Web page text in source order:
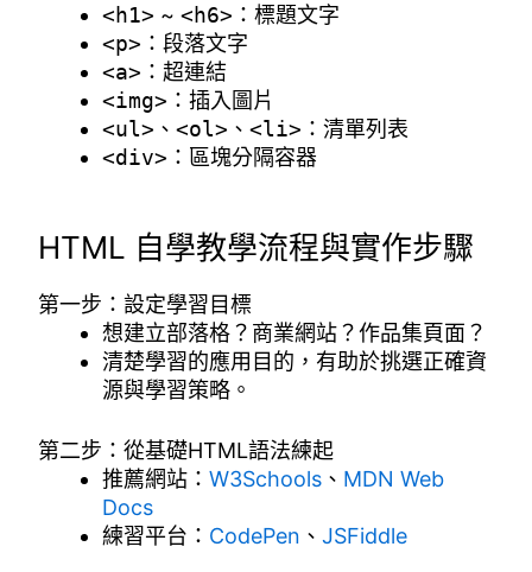
<h1> ~<h6> ：標題文字
<p> ：段落文字
<a> ：超連結
<img> ：插入圖片
<ul> 、<ol> 、<li> ：清單列表
<div> ：區塊分隔容器
HTML 自學教學流程與實作步驟
第一步：設定學習目標
想建立部落格？商業網站？作品集頁面？
清楚學習的應用目的，有助於挑選正確資
源與學習策略。
第二步：從基礎HTML語法練起
推薦網站：W3Schools 、 MDN Web
Docs
練習平台： CodePen 、JSFiddle